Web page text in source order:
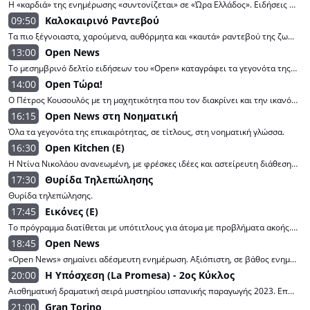
Η «καρδιά» της ενημέρωσης «συντονίζεται» σε «Ώρα Ελλάδος». Ειδήσεις από την Ελλάδα και τον κόσμο, ζωντανές συνδέσεις και ρεπορτάζ που καταγράφουν τον παλμό των γεγονότων. Απόψεις για τα θέματα που απασχολούν την κοινή γνώμη. Ο Παναγιώτης Στάθης και ο Γιάννης Κολοκυθάς συζητούν, αναλύουν και σχολιάζουν την ειδησεογραφία, μαζί με τους πρωταγωνιστές της. Παρουσίαση: Παναγιώτης Στάθης, Γιάννης Κολοκυθάς.
09:50 Καλοκαιρινό Ραντεβού
Τα πιο ξέγνοιαστα, χαρούμενα, αυθόρμητα και «καυτά» ραντεβού της ζωής μας είναι... καλοκαιρινά! Εμπνευσμένοι από την ιδιαίτερη χημεία τους και τη μαγεία του καλοκαιριού, δύο «παλιοί αγαπημένοι» δίνουν ραντεβού και «έρχονται κοντά» στην καρδιά της πρωινής ζώνης... Αποκλειστικά θέματα, συνεντεύξεις, live συνδέσεις, άποψη και φυσικά πολύ γέλιο! Κι όλα αυτά, με μια αύρα ανάλαφρη, φωτεινή, τρυφερή, σαν το αεράκι του Ιουλίου. Ό,τι συζητιέται και μας φτιάχνει τη διάθεση. Ό,τι μας κάνει καλύτερους. Ό,τι αλλάζει τον κόσμο γύρω μας ή έστω τη μέρα μας, είναι στο «Καλοκαιρινό Ραντεβού», τη νέα καλοκαιρινή εκπομπή του OPEN! Παρουσίαση: Λάμπρος Κωνσταντάρας, Ιωάννα Μαλέσκου.
13:00 Open News
Το μεσημβρινό δελτίο ειδήσεων του «Open» καταγράφει τα γεγονότα της επικαιρότητας, λεπτό προς λεπτό, μεταφέροντας καθημερινά τον παλμό των εξελίξεων και αναλύοντας όλα τα θέματα που απασχολούν την κοινωνία.
14:00 Open Τώρα!
Ο Πέτρος Κουσουλός με τη μαχητικότητα που τον διακρίνει και την ικανότητά του να «διαβάζει» την αλήθεια πίσω από την είδηση μπαίνει δυναμικά στη ζωντανή καθημερινότητα, ερευνώντας σε βάθος και παρουσιάζοντας με σύγχρονη ματιά όλα όσα θέλουμε να γνωρίζουμε και μας απασχολούν. Συνεχής ροή με τελευταίες εξελίξεις στα πιο σημαντικά θέματα της επικαιρότητας, αποκλειστικές ειδήσεις που βλέπουν για πρώτη φορά το φως της δημοσιότητας, αποκαλυπτική ανάλυση, υποθέσεις από το δικαστικό και αστυνομικό ρεπορτάζ, αλλά και θέματα κοινωνικά συνθέτουν το παζλ της θεματολογίας της νέας εκπομπής του «Open». Μία αξιόπιστη και έμπειρη δημοσιογραφική ομάδα βρίσκεται στις επάλξεις και μεταφέρει ό,τι συμβαίνει την κάθε στιγμή, με αμεσότητα και παλμό. Παράλληλα, οι τηλεθεατές θα συμμετέχουν σε πραγματικό χρόνο στην εκπομπή με τις δικές τους καταγγελίες, αλλά και το δικό τους σχόλιο πάνω στα πράγματα. Στο πλατό θα βρίσκεται και ο ειδικός συνεργάτης της εκπομπής, ο πάντα καίριος Θανάσης Κατερινόπουλος, ο οποίος με τα εύστοχα σχόλιά του θα δίνει τη δική του οπτική στα γεγονότα.Το καθημερινό μας ραντεβού για ό,τι συμβαίνει ... είναι στο «Open Τώρα!», με τον Πέτρο Κουσουλό με πολύπλευρη, συνεχή ενημέρωση και ενδελεχή δημοσιογραφική έρευνα για τα φλέγοντα ζητήματα της επικαιρότητας.
16:15 Open News στη Νοηματική
Όλα τα γεγονότα της επικαιρότητας, σε τίτλους, στη νοηματική γλώσσα.
16:30 Open Kitchen (Ε)
Η Ντίνα Νικολάου ανανεωμένη, με φρέσκες ιδέες και αστείρευτη διάθεση, μπαίνει στην ολοκαίνουργια κουζίνα της και θα μας κρατάει καθημερινά συντροφιά με τα πιο απλά, αλλά και τα πιο γευστικά μαγειρέματα. Η γνωστή Chef δίνει την απάντηση στην πιο κλασική ερώτηση της ημέρας: «Τι να μαγειρέψω αύριο;». Υγιεινές επιλογές, εύκολα και γρήγορα snack, «vegan» γεύματα, παραδοσιακές συνταγές, τα κλασικά της μαμάς, ethnic προτάσεις, γλυκές δημιουργίες, BBQ και «comfort» μαγειρέματα που θα εναλλάσσονται σε αυτή τη γευστική διαδρομή! Μέσα στην εβδομάδα, η Ντίνα θα μας αποκαλύπτει μυστικά και χρηστικές συμβουλές για την κουζίνα, «zero waste» πρακτικές, αλλά και προτάσεις για τον κήπο και το μπαλκόνι μας! Ακόμα, μαθαίνουμε τα πάντα γύρω από το «art de la table», ενώ ο διαιτολόγος Δημήτρης Γρηγοράκης μας λέει τι πρέπει να προσέξουμε στη διατροφή μας για να έχουμε υγεία και ευεξία.
17:30 Θυρίδα Τηλεπώλησης
Θυρίδα τηλεπώλησης.
17:45 Εικόνες (E)
Το πρόγραμμα διατίθεται με υπότιτλους για άτομα με προβλήματα ακοής. Οι «Εικόνες» με τον Τάσο Δούση στο OPEN. Η εκπομπή μας ταξιδεύει σε λαμπερές πόλεις, σε ερήμους, σε τόπους μαγικούς... Ο παρουσιαστής Τάσος Δούσης συνδυάζει το ταξίδι με το ρεπορτάζ και μας παρουσιάζει τον τρόπο ζωής κάθε χώρας, την κουλτούρα, τη γνωστή αλλά και την άγνωστη ιστορία της.
18:45 Open News
«Open News» σημαίνει αδέσμευτη ενημέρωση. Αξιόπιστη, σε βάθος ενημέρωση, αποκαλυπτική, με συνέπεια, με αλήθεια. Οι δημοσιογράφοι και οι ανταποκριτές του «Open» βρίσκονται καθημερινά στα κέντρα των αποφάσεων. Το Κεντρικό Δελτίο Ειδήσεων του «Open» είναι η γέφυρα επικοινωνίας που ζητούν οι πολίτες και βρίσκεται πάντα στην καρδιά των πολιτικών, διεθνών και οικονομικών εξελίξεων. Παρουσίαση: Εύα Αντωνοπούλου.
20:00 Η Υπόσχεση (La Promesa) - 2ος Κύκλος
Αισθηματική δραματική σειρά μυστηρίου ισπανικής παραγωγής 2023. Επεισόδιο 46. Η Κρουθ και ο Λορένθο προσπαθούν να προσεγγίσουν τη Μπεατρίθ, καθώς θα την χρειαστούν ως σύμμαχο, προκειμένου να αποτρέψουν το γάμο της Μαρτίνα. Η ίδια όμως έχει άλλα σχέδια! Στο μεταξύ, η φροντίδα του Αβέλ και της Χάνα τελικά αποδίδει καρπούς και η κατάσταση υγείας της Ραμόνα βελτιώνεται. Ωστόσο, η συνεργασία τους είχε και μια ακόμη συνέπεια, οι δυο τους να έρθουν πολύ κοντά. Την ίδια στιγμή, η Χιμένα ζητά από τον Μανουέλ να καλέσει την μητέρα της στη Λα Προμέσα, καθώς την χρειάζεται. Πρωταγωνιστούν: Άνα Γκαρτσές, Αρτούρο Γκαρσία Σάντσο, Εύα Μαρτέν, Μανουέλ Ρεγκουέιρο, Χοακίν Κλιμέντ, Μαρία Κάστρο, Αντόνιο Βελάσκεθ, Κάρμεν Φλόρες, Αμπάρο Πινέιρο, Χάβι Λοκ, Κάρμεν Ασέκας. Δημιουργός: Ζοζέπ Κίστερ Ρούμπιο.
21:00 Gran Torino